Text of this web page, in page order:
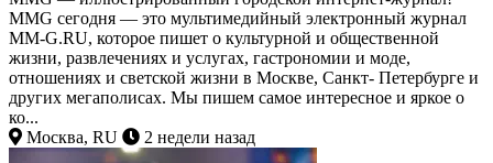
MMG сегодня — это мультимедийный электронный журнал
MM-G.RU, которое пишет о культурной и общественной
жизни, развлечениях и услугах, гастрономии и моде,
отношениях и светской жизни в Москве, Санкт- Петербурге и
других мегаполисах. Мы пишем самое интересное и яркое о
ко...
Москва, RU
2 недели назад